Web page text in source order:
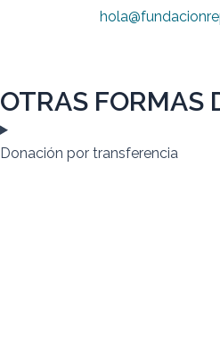
OTRAS FORMAS
Donación por transferencia